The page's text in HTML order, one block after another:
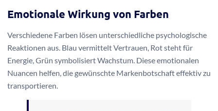
Emotionale Wirkung von Farben
Verschiedene Farben lösen unterschiedliche psychologische
Reaktionen aus. Blau vermittelt Vertrauen, Rot steht für
Energie, Grün symbolisiert Wachstum. Diese emotionalen
Nuancen helfen, die gewünschte Markenbotschaft effektiv zu
transportieren.